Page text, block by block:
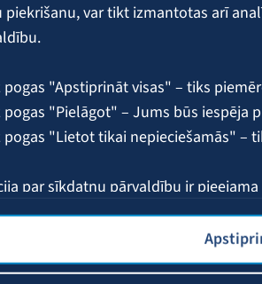
piekrišanu, var tikt izmantotas arī
"Apstiprināt visas" – tiks
"Pielāgot" – Jums būs iespēja
"Lietot tikai nepieciešamās" –
par sīkdatņu pārvaldību ir pieejama
iela 25, Rīga, LV-1013, Latvija.